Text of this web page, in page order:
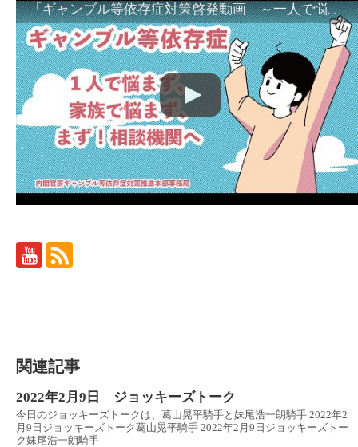
「ギャンブル等依存症対策啓発動画 ～一人で悩まず、家族で悩まず、まず！相談機関へ～」
関連記事
2022年2月9日 ジョッキーズトーク
今日のジョッキーズトークは、葛山晃平騎手と妹尾浩一朗騎手 2022年2
月9日ジョッキーズトーク葛山晃平騎手 2022年2月9日ジョッキーズトー
ク妹尾浩一朗騎手